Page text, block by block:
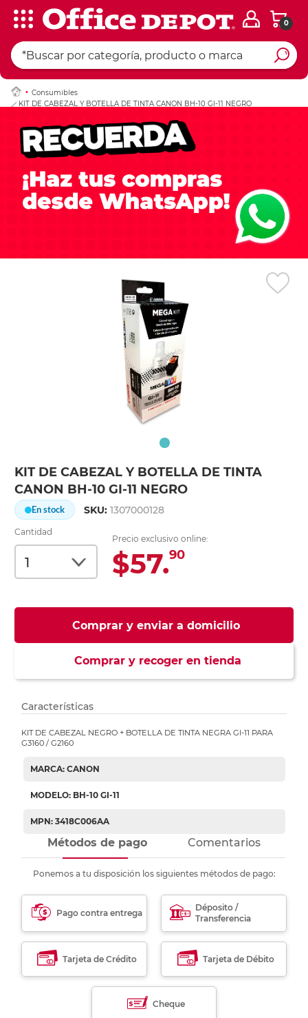
0
Consumibles
KIT DE CABEZAL Y BOTELLA DE TINTA CANON BH-10 GI-11 NEGRO
KIT DE CABEZAL Y BOTELLA DE TINTA
CANON BH-10 GI-11 NEGRO
En stock SKU:1307000128
Cantidad
Precio exclusivo online:
$57.90
Comprar y enviar a domicilio
Comprar y recoger en tienda
Ingresar Codigo
Características
KIT DE CABEZAL NEGRO + BOTELLA DE TINTA NEGRA GI-11 PARA
G3160 / G2160
MARCA: CANON
MODELO: BH-10 GI-11
MPN: 3418C006AA
Métodos de pago Comentarios
Ponemos a tu disposición los siguientes métodos de pago:
Pago contra entrega
Déposito /
Transferencia
Tarjeta de Crédito Tarjeta de Débito
Cheque